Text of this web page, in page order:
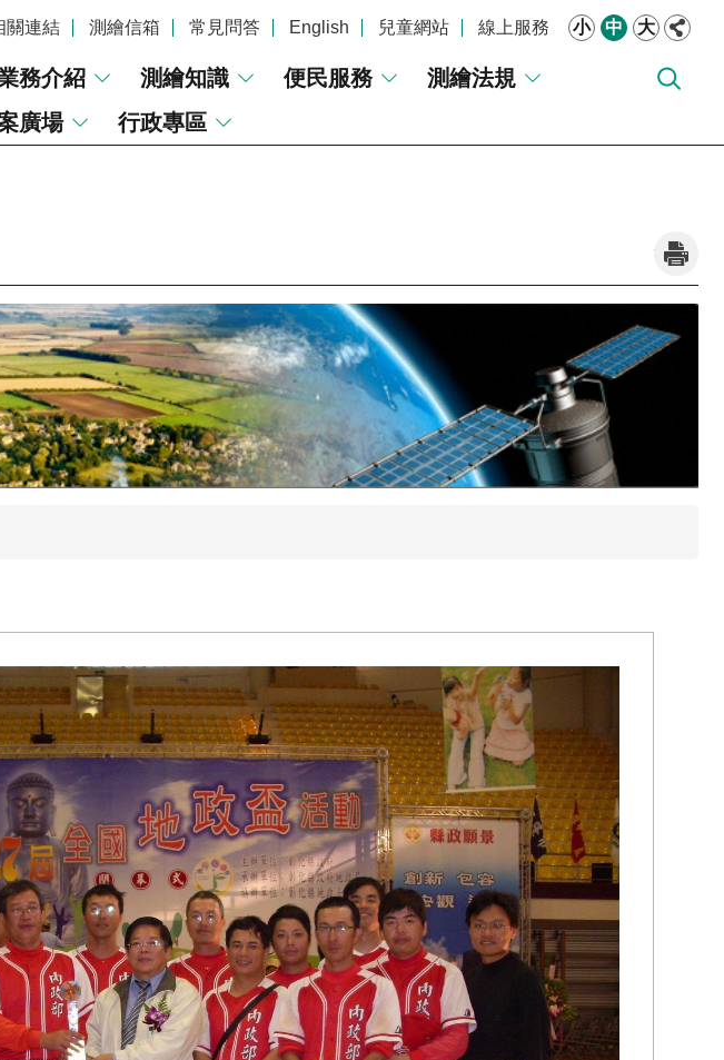
關連結 測繪信箱 常見問答 English 兒童網站 線上服務 小 中 大
務介紹 測繪知識 便民服務
測繪法規
廣場 行政專區